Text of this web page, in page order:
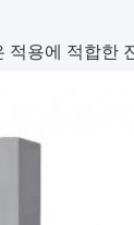
용에 적합한